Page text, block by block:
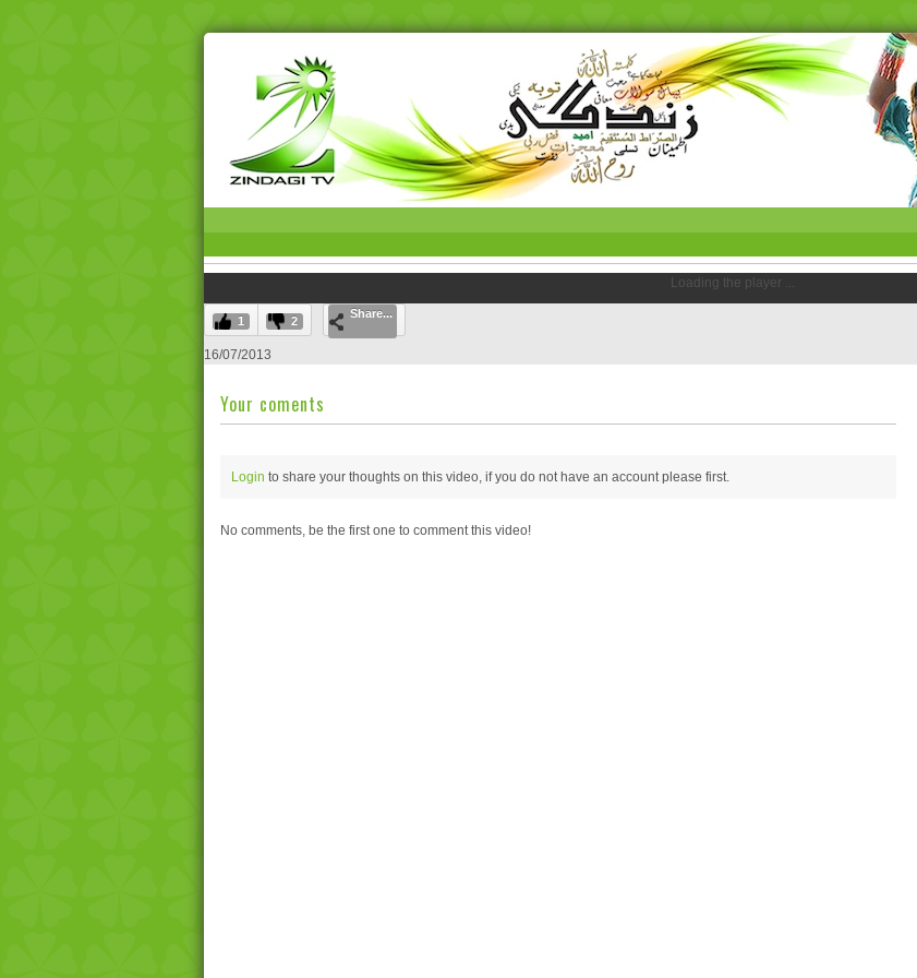
Loading the player ...
1 2
Share...
16/07/2013
Your coments
Login to share your thoughts on this video, if you do not have an account please first.
No comments, be the first one to comment this video!